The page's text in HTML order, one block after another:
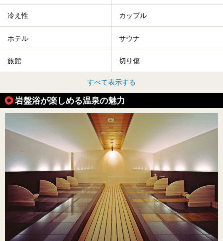
冷え性 カップル
ホテル サウナ
旅館 切り傷
すべて表示する
岩盤浴が楽しめる温泉の魅力